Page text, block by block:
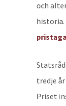
och
historia.
tredje
Priset